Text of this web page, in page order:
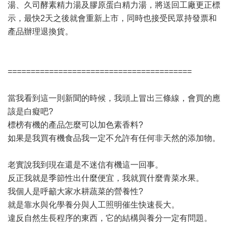
湯、久司酵素精力湯及膠原蛋白精力湯，將送回工廠更正標
示，最快2天之後就會重新上市，同時也接受民眾持發票和
產品辦理退換貨。
========================================
當我看到這一則新聞的時候，我頭上冒出三條線，會買的應
該是白癡吧?
標榜有機的產品怎麼可以加色素香料?
如果是我買有機食品我一定不允許有任何非天然的添加物。
老實說我到現在還是不迷信有機這一回事。
反正我就是季節性出什麼便宜，我就買什麼青菜水果。
我個人是呼籲大家水耕蔬菜的營養性?
就是靠水與化學養分與人工照明催生快速長大。
違反自然生長程序的東西，它的結構與養分一定有問題。